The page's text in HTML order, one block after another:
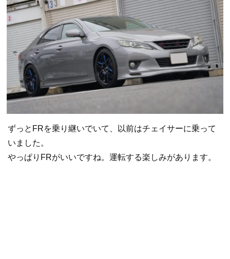
ずっとFRを乗り継いでいて、以前はチェイサーに乗って
いました。
やっぱりFRがいいですね。運転する楽しみがあります。